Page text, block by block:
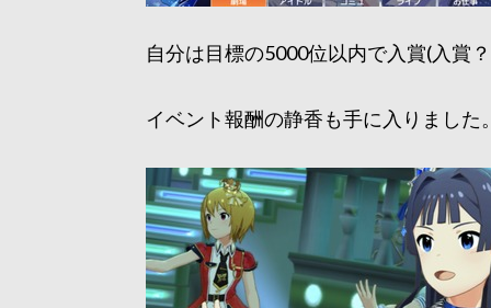
自分は目標の5000位以内で入賞(入賞
イベント報酬の静香も手に入りました